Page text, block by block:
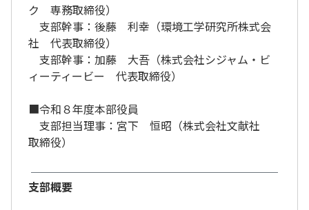
ク 専務取締役）
支部幹事：後藤 利幸（環境工学研究所株式会
社 代表取締役）
支部幹事：加藤 大吾（株式会社シジャム・ビ
ィーティービー 代表取締役）
■令和８年度本部役員
支部担当理事：宮下 恒昭（株式会社文献社
取締役）
支部概要